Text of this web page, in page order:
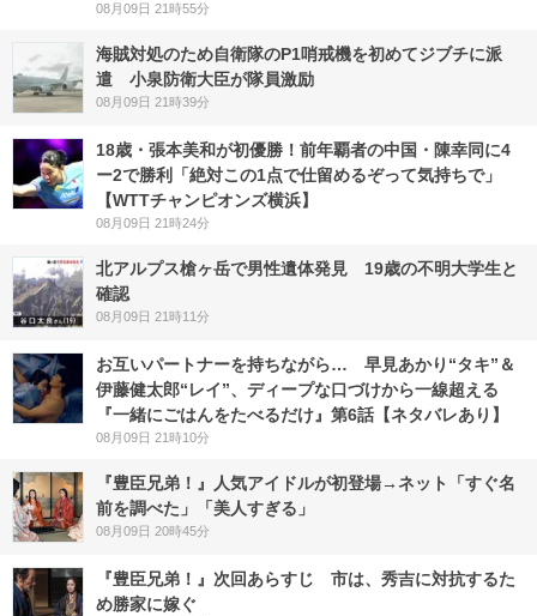
08月09日 21時55分
海賊対処のため自衛隊のP1哨戒機を初めてジブチに派
遣 小泉防衛大臣が隊員激励
08月09日 21時39分
18歳・張本美和が初優勝！前年覇者の中国・陳幸同に4
ー2で勝利「絶対この1点で仕留めるぞって気持ちで」
【WTTチャンピオンズ横浜】
08月09日 21時24分
北アルプス槍ヶ岳で男性遺体発見 19歳の不明大学生と
確認
08月09日 21時11分
お互いパートナーを持ちながら… 早見あかり“タキ”＆
伊藤健太郎“レイ”、ディープな口づけから一線超える
『一緒にごはんをたべるだけ』第6話【ネタバレあり】
08月09日 21時10分
『豊臣兄弟！』人気アイドルが初登場→ネット「すぐ名
前を調べた」「美人すぎる」
08月09日 20時45分
『豊臣兄弟！』次回あらすじ 市は、秀吉に対抗するた
め勝家に嫁ぐ